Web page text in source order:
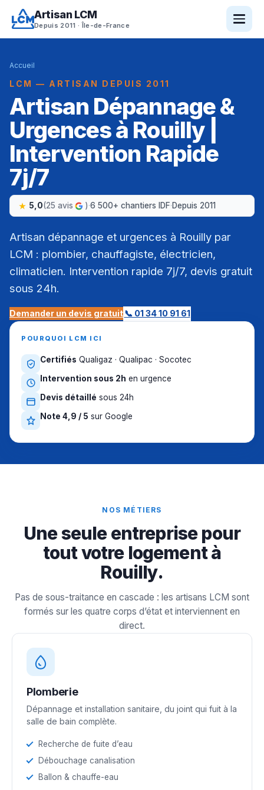
Artisan LCM
Depuis 2011 · Île-de-France
Accueil
LCM — ARTISAN DEPUIS 2011
Artisan Dépannage &
Urgences à Rouilly |
Intervention Rapide
7j/7
5,0(25 avis )·6 500+ chantiers IDF·Depuis 2011
Artisan dépannage et urgences à Rouilly par
LCM : plombier, chauffagiste, électricien,
climaticien. Intervention rapide 7j/7, devis gratuit
sous 24h.
Demander un devis gratuit📞 01 34 10 91 61
POURQUOI LCM ICI
Certifiés Qualigaz · Qualipac · Socotec
Intervention sous 2h en urgence
Devis détaillé sous 24h
Note 4,9 / 5 sur Google
NOS MÉTIERS
Une seule entreprise pour
tout votre logement à
Rouilly.
Pas de sous-traitance en cascade : les artisans LCM sont
formés sur les quatre corps d’état et interviennent en
direct.
Plomberie
Dépannage et installation sanitaire, du joint qui fuit à la
salle de bain complète.
Recherche de fuite d’eau
Débouchage canalisation
Ballon & chauffe-eau